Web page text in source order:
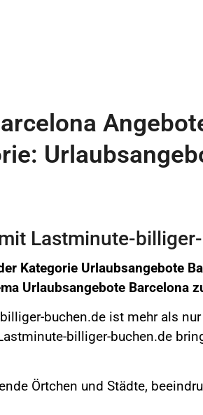
Lastminute-
Kategorie Urlaubsangebote
Urlaubsangebote Barcelona
buchen.de ist mehr als
billiger-buchen.de
Örtchen und Städte,